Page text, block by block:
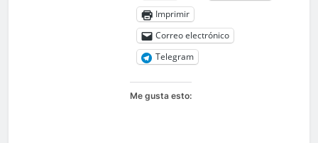
Imprimir
Correo electrónico
Telegram
Me gusta esto: